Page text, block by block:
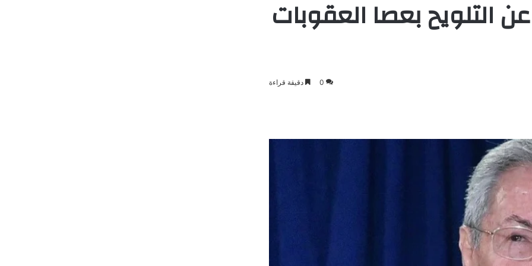
التلويح بعصا العقوبات
0 دقيقة قراءة